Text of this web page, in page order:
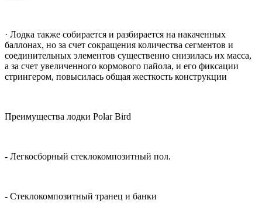
· Лодка также собирается и разбирается на накаченных
баллонах, но за счет сокращения количества сегментов и
соединительных элементов существенно снизилась их масса,
а за счет увеличенного кормового пайола, и его фиксации
стрингером, повысилась общая жесткость конструкции
Преимущества лодки Polar Bird
- Легкосборный стеклокомпозитный пол.
- Стеклокомпозитный транец и банки